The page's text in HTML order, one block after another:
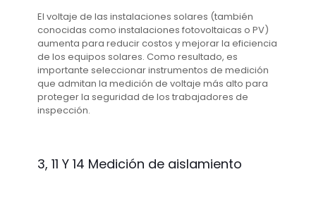
El voltaje de las instalaciones solares (también
conocidas como instalaciones fotovoltaicas o PV)
aumenta para reducir costos y mejorar la eficiencia
de los equipos solares. Como resultado, es
importante seleccionar instrumentos de medición
que admitan la medición de voltaje más alto para
proteger la seguridad de los trabajadores de
inspección.
3, 11 Y 14 Medición de aislamiento